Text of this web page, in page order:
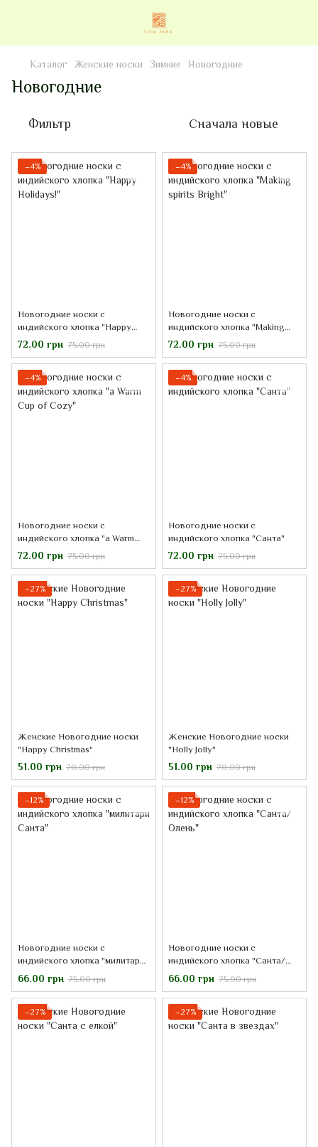
Каталог Женские носки Зимние Новогодние
Новогодние
Фильтр Сначала новые
−4%
Новогодние носки с
индийского хлопка "Happy
Holidays!"
72.00 грн 75.00 грн
−4%
Новогодние носки с
индийского хлопка "Making
spirits Bright"
72.00 грн 75.00 грн
−4%
Новогодние носки с
индийского хлопка "a Warm
Cup of Cozy"
72.00 грн 75.00 грн
−4%
Новогодние носки с
индийского хлопка "Санта"
72.00 грн 75.00 грн
−27%
Женские Новогодние носки
"Happy Christmas"
51.00 грн 70.00 грн
−27%
Женские Новогодние носки
"Holly Jolly"
51.00 грн 70.00 грн
−12%
Новогодние носки с
индийского хлопка "милитари
Санта"
66.00 грн 75.00 грн
−12%
Новогодние носки с
индийского хлопка "Санта/
Олень"
66.00 грн 75.00 грн
−27% −27%